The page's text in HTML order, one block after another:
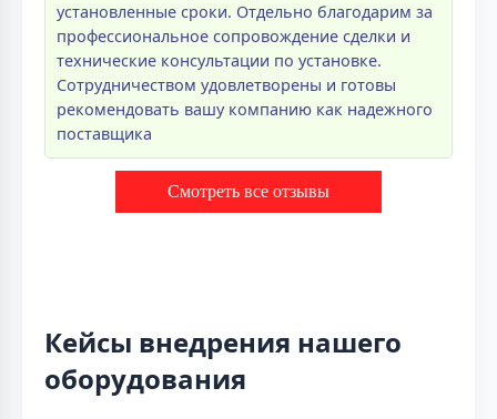
установленные сроки. Отдельно благодарим за
профессиональное сопровождение сделки и
технические консультации по установке.
Сотрудничеством удовлетворены и готовы
рекомендовать вашу компанию как надежного
поставщика
Смотреть все отзывы
Кейсы внедрения нашего
оборудования